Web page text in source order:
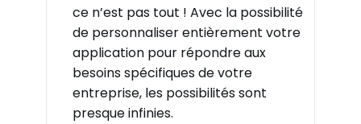
ce n’est pas tout ! Avec la possibilité
de personnaliser entièrement votre
application pour répondre aux
besoins spécifiques de votre
entreprise, les possibilités sont
presque infinies.